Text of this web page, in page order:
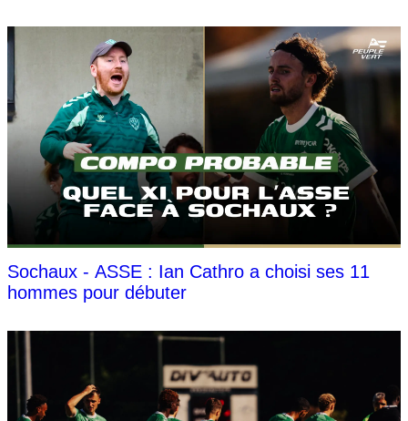
Sochaux - ASSE : Ian Cathro a choisi ses 11
hommes pour débuter